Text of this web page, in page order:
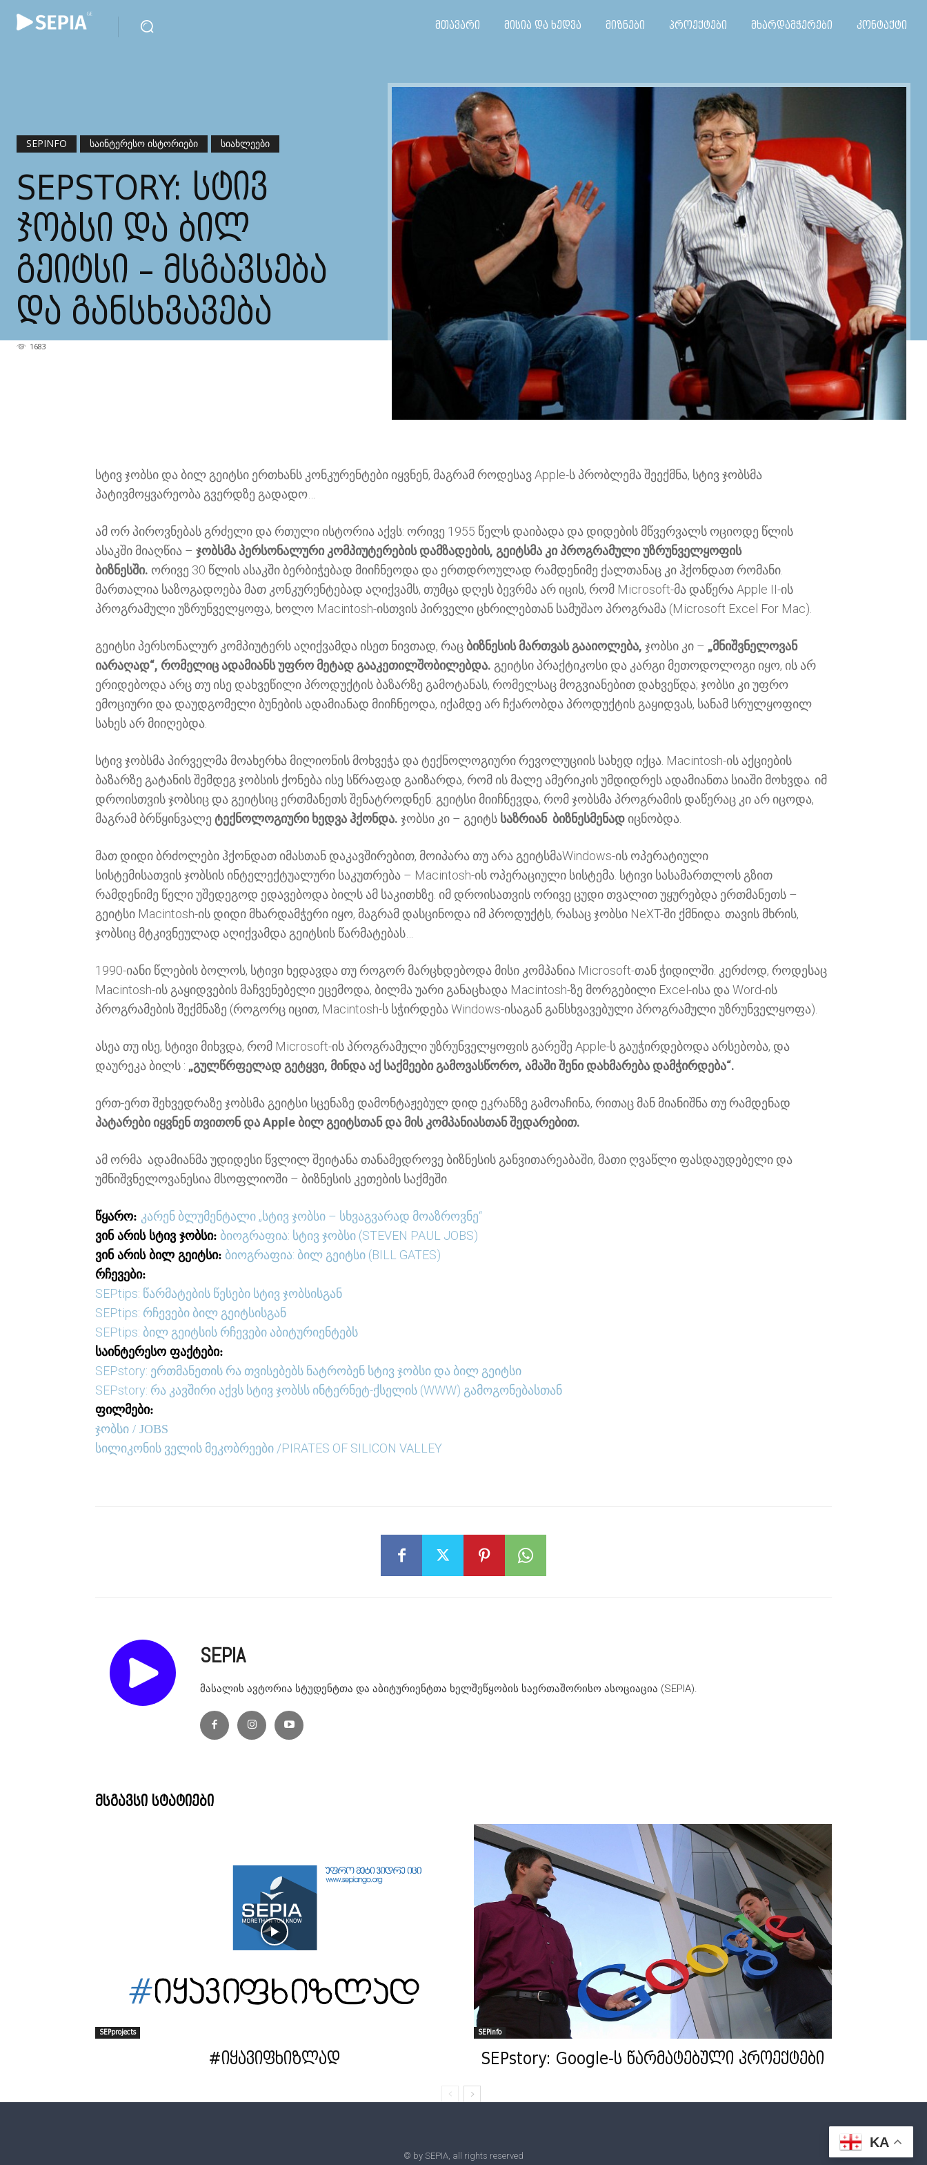
მთავარი მისია და ხედვა მიზნები პროექტები მხარდამჭერები კონტაქტი
SEPINFO ᲡᲐᲘᲜᲢᲔᲠᲔᲡᲝ ᲘᲡᲢᲝᲠᲘᲔᲑᲘ ᲡᲘᲐᲮᲚᲔᲔᲑᲘ
SEPSTORY: ᲡᲢᲘᲕ
ᲯᲝᲑᲡᲘ ᲓᲐ ᲑᲘᲚ
ᲒᲔᲘᲢᲡᲘ – ᲛᲡᲒᲐᲕᲡᲔᲑᲐ
ᲓᲐ ᲒᲐᲜᲡᲮᲕᲐᲕᲔᲑᲐ
1683
სტივ ჯობსი და ბილ გეიტსი ერთხანს კონკურენტები იყვნენ, მაგრამ როდესავ Apple-ს პრობლემა შეექმნა, სტივ ჯობსმა
პატივმოყვარეობა გვერდზე გადადო…
ამ ორ პიროვნებას გრძელი და რთული ისტორია აქვს: ორივე 1955 წელს დაიბადა და დიდების მწვერვალს ოციოდე წლის
ასაკში მიაღწია – ჯობსმა პერსონალური კომპიუტერების დამზადების, გეიტსმა კი პროგრამული უზრუნველყოფის
ბიზნესში. ორივე 30 წლის ასაკში ბერბიჭებად მიიჩნეოდა და ერთდროულად რამდენიმე ქალთანაც კი ჰქონდათ რომანი.
მართალია საზოგადოება მათ კონკურენტებად აღიქვამს, თუმცა დღეს ბევრმა არ იცის, რომ Microsoft-მა დაწერა Apple II-ის
პროგრამული უზრუნველყოფა, ხოლო Macintosh-ისთვის პირველი ცხრილებთან სამუშაო პროგრამა (Microsoft Excel For Mac).
გეიტსი პერსონალურ კომპიუტერს აღიქვამდა ისეთ ნივთად, რაც ბიზნესის მართვას გააიოლება, ჯობსი კი – „მნიშვნელოვან
იარაღად“, რომელიც ადამიანს უფრო მეტად გააკეთილშობილებდა. გეიტსი პრაქტიკოსი და კარგი მეთოდოლოგი იყო, ის არ
ერიდებოდა არც თუ ისე დახვეწილი პროდუქტის ბაზარზე გამოტანას, რომელსაც მოგვიანებით დახვეწდა; ჯობსი კი უფრო
ემოციური და დაუდგომელი ბუნების ადამიანად მიიჩნეოდა, იქამდე არ ჩქარობდა პროდუქტის გაყიდვას, სანამ სრულყოფილ
სახეს არ მიიღებდა.
სტივ ჯობსმა პირველმა მოახერხა მილიონის მოხვეჭა და ტექნოლოგიური რევოლუციის სახედ იქცა. Macintosh-ის აქციების
ბაზარზე გატანის შემდეგ ჯობსის ქონება ისე სწრაფად გაიზარდა, რომ ის მალე ამერიკის უმდიდრეს ადამიანთა სიაში მოხვდა. იმ
დროისთვის ჯობსიც და გეიტსიც ერთმანეთს შენატროდნენ: გეიტსი მიიჩნევდა, რომ ჯობსმა პროგრამის დაწერაც კი არ იცოდა,
მაგრამ ბრწყინვალე ტექნოლოგიური ხედვა ჰქონდა. ჯობსი კი – გეიტს საზრიან ბიზნესმენად იცნობდა.
მათ დიდი ბრძოლები ჰქონდათ იმასთან დაკავშირებით, მოიპარა თუ არა გეიტსმაWindows-ის ოპერატიული
სისტემისათვის ჯობსის ინტელექტუალური საკუთრება – Macintosh-ის ოპერაციული სისტემა. სტივი სასამართლოს გზით
რამდენიმე წელი უშედეგოდ ედავებოდა ბილს ამ საკითხზე. იმ დროისათვის ორივე ცუდი თვალით უყურებდა ერთმანეთს –
გეიტსი Macintosh-ის დიდი მხარდამჭერი იყო, მაგრამ დასცინოდა იმ პროდუქტს, რასაც ჯობსი NeXT-ში ქმნიდა. თავის მხრის,
ჯობსიც მტკივნეულად აღიქვამდა გეიტსის წარმატებას…
1990-იანი წლების ბოლოს, სტივი ხედავდა თუ როგორ მარცხდებოდა მისი კომპანია Microsoft-თან ჭიდილში. კერძოდ, როდესაც
Macintosh-ის გაყიდვების მაჩვენებელი ეცემოდა, ბილმა უარი განაცხადა Macintosh-ზე მორგებილი Excel-ისა და Word-ის
პროგრამების შექმნაზე (როგორც იცით, Macintosh-ს სჭირდება Windows-ისაგან განსხვავებული პროგრამული უზრუნველყოფა).
ასეა თუ ისე, სტივი მიხვდა, რომ Microsoft-ის პროგრამული უზრუნველყოფის გარეშე Apple-ს გაუჭირდებოდა არსებობა, და
დაურეკა ბილს : „გულწრფელად გეტყვი, მინდა აქ საქმეები გამოვასწორო, ამაში შენი დახმარება დამჭირდება“.
ერთ-ერთ შეხვედრაზე ჯობსმა გეიტსი სცენაზე დამონტაჟებულ დიდ ეკრანზე გამოაჩინა, რითაც მან მიანიშნა თუ რამდენად
პატარები იყვნენ თვითონ და Apple ბილ გეიტსთან და მის კომპანიასთან შედარებით.
ამ ორმა ადამიანმა უდიდესი წვლილ შეიტანა თანამედროვე ბიზნესის განვითარეაბაში, მათი ღვაწლი ფასდაუდებელი და
უმნიშვნელოვანესია მსოფლიოში – ბიზნესის კეთების საქმეში.
წყარო: კარენ ბლუმენტალი „სტივ ჯობსი – სხვაგვარად მოაზროვნე“
ვინ არის სტივ ჯობსი: ბიოგრაფია: სტივ ჯობსი (STEVEN PAUL JOBS)
ვინ არის ბილ გეიტსი: ბიოგრაფია: ბილ გეიტსი (BILL GATES)
რჩევები:
SEPtips: წარმატების წესები სტივ ჯობსისგან
SEPtips: რჩევები ბილ გეიტსისგან
SEPtips: ბილ გეიტსის რჩევები აბიტურიენტებს
საინტერესო ფაქტები:
SEPstory: ერთმანეთის რა თვისებებს ნატრობენ სტივ ჯობსი და ბილ გეიტსი
SEPstory: რა კავშირი აქვს სტივ ჯობსს ინტერნეტ-ქსელის (WWW) გამოგონებასთან
ფილმები:
ჯობსი / JOBS
სილიკონის ველის მეკობრეები /PIRATES OF SILICON VALLEY
SEPIA
მასალის ავტორია სტუდენტთა და აბიტურიენტთა ხელშეწყობის საერთაშორისო ასოციაცია (SEPIA).
მსგავსი სტატიები
SEPprojects
#იყავიფხიზლად
SEPinfo
SEPstory: Google-ს წარმატებული პროექტები
© by SEPIA, all rights reserved
KA